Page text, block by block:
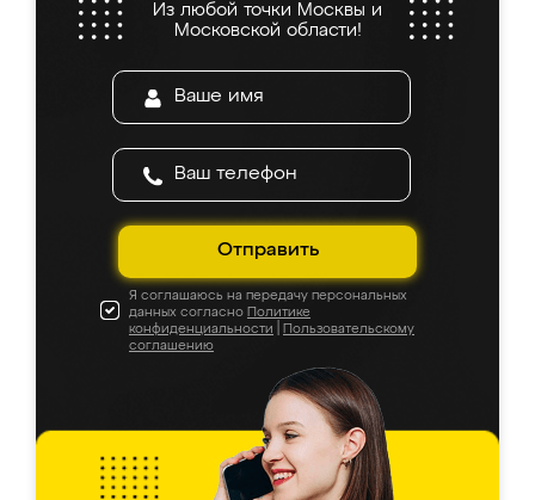
Из любой точки Москвы и
Московской области!
Отправить
Я соглашаюсь на передачу персональных
данных согласно Политике
конфиденциальности
Пользовательскому
соглашению